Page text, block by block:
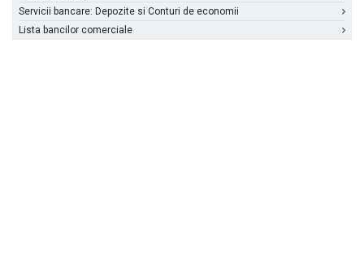
Servicii bancare: Depozite si Conturi de economii
Lista bancilor comerciale